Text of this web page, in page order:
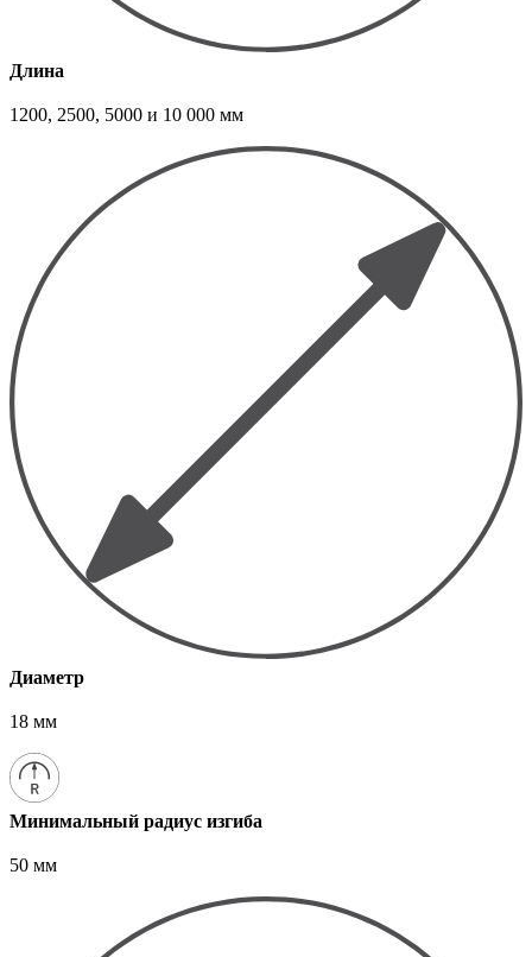
Длина
1200, 2500, 5000 и 10 000 мм
Диаметр
18 мм
Минимальный радиус изгиба
50 мм